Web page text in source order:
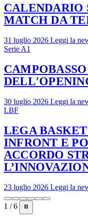
CALENDARIO
MATCH DA
31 luglio 2026 Leggi la
Serie A1
30 luglio 2026 Leggi la
LBF
LEGA
INFRONT E
ACCORDO
23 luglio 2026 Leggi la
1 / 6 ⏸